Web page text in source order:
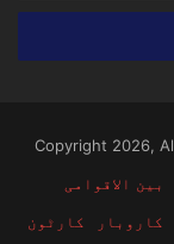
بین الاقوامی
کاروبار کارٹون